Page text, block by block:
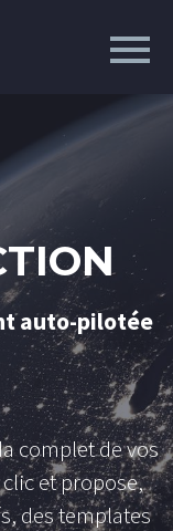
tauto-pilotée
acompletdevos
clicetpropose,
s,destemplates